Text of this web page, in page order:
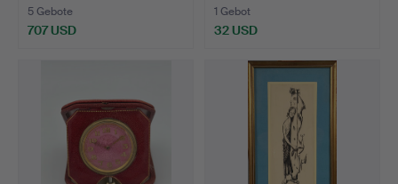
5 Gebote
707 USD
1 Gebot
32 USD